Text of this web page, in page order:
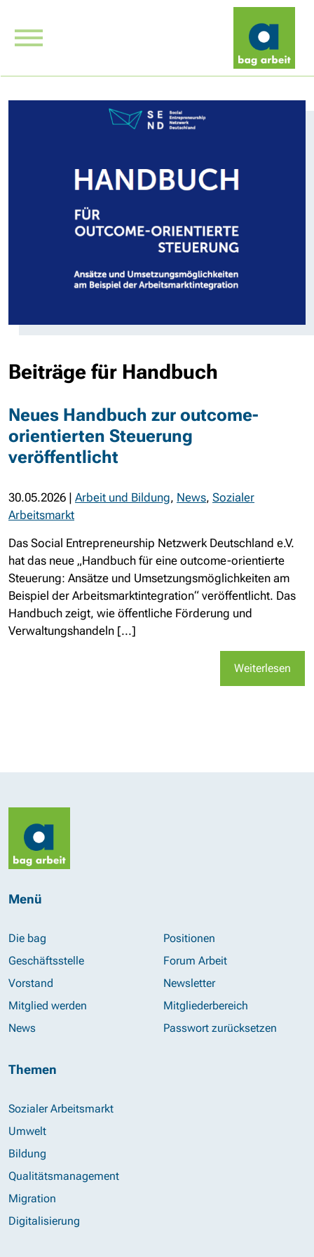
Beiträge für Handbuch
Neues Handbuch zur outcome-
orientierten Steuerung
veröffentlicht
30.05.2026 | Arbeit und Bildung, News, Sozialer
Arbeitsmarkt
Das Social Entrepreneurship Netzwerk Deutschland e.V.
hat das neue „Handbuch für eine outcome-orientierte
Steuerung: Ansätze und Umsetzungsmöglichkeiten am
Beispiel der Arbeitsmarktintegration“ veröffentlicht. Das
Handbuch zeigt, wie öffentliche Förderung und
Verwaltungshandeln [...]
Weiterlesen
Menü
Die bag
Geschäftsstelle
Vorstand
Mitglied werden
News
Positionen
Forum Arbeit
Newsletter
Mitgliederbereich
Passwort zurücksetzen
Themen
Sozialer Arbeitsmarkt
Umwelt
Bildung
Qualitätsmanagement
Migration
Digitalisierung